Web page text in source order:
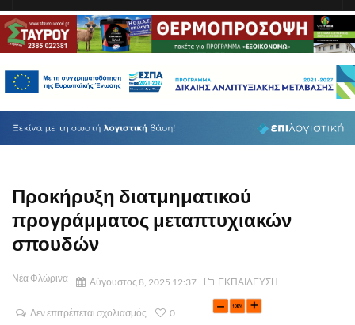
Προκήρυξη διατμηματικού
προγράμματος μεταπτυχιακών
σπουδών
Νέα Φλώρινα Αύγουστος 8, 2025 12:37 ΕΚΠΑΙΔΕΥΣΗ
Δεν επιτρέπεται σχολιασμός 0